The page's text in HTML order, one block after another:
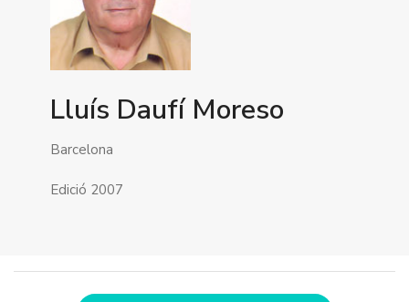
Lluís Daufí Moreso
Barcelona
Edició 2007